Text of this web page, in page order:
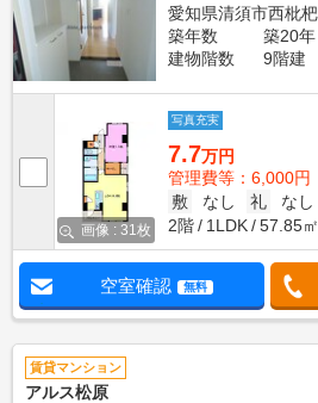
愛知県清須市西枇
築年数
築20年
建物階数
9階建
画像 : 31枚
写真充実
7.7万円
管理費等：6,000円
敷
なし 礼
なし
2階
1LDK 57.85㎡
空室確認 無料
賃貸マンション
アルス松原